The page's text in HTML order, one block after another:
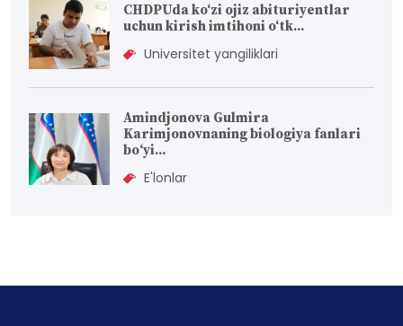
CHDPUda ko‘zi ojiz abituriyentlar
uchun kirish imtihoni o‘tk...
Universitet yangiliklari
Amindjonova Gulmira
Karimjonovnaning biologiya fanlari
bо‘yi...
E'lonlar